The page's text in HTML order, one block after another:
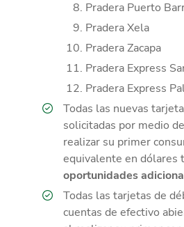
Pradera Puerto
Pradera Xela
Pradera Zacapa
Pradera Express
Pradera Express
Todas las nuevas
solicitadas por medio
realizar su primer
equivalente en dólares
oportunidades
Todas las tarjetas de
cuentas de efectivo